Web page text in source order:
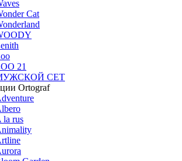
Cat
21
СЕТ
Ortograf
la rus